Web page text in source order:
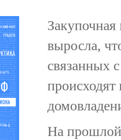
выросла,
связанных
На прошлой